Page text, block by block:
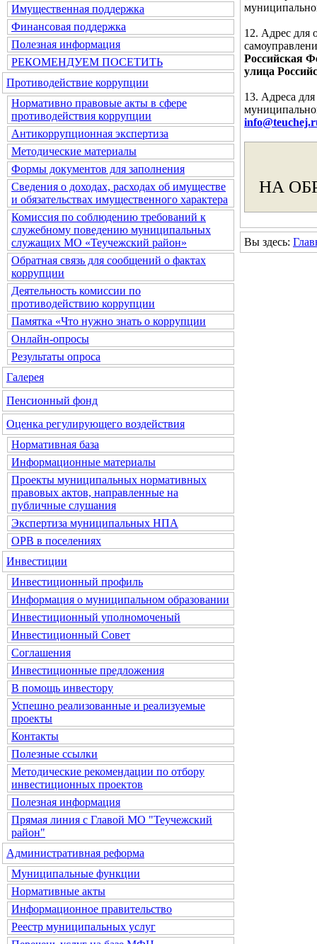
Имущественная поддержка
Финансовая поддержка
Полезная информация
РЕКОМЕНДУЕМ ПОСЕТИТЬ
Противодействие коррупции
Нормативно правовые акты в сфере
противодействия коррупции
Антикоррупционная экспертиза
Методические материалы
Формы документов для заполнения
Сведения о доходах, расходах об имуществе
и обязательствах имущественного характера
Комиссия по соблюдению требований к
служебному поведению муниципальных
служащих МО «Теучежский район»
Обратная связь для сообщений о фактах
коррупции
Деятельность комиссии по
противодействию коррупции
Памятка «Что нужно знать о коррупции
Онлайн-опросы
Результаты опроса
Галерея
Пенсионный фонд
Оценка регулирующего воздействия
Нормативная база
Информационные материалы
Проекты муниципальных нормативных
правовых актов, направленные на
публичные слушания
Экспертиза муниципальных НПА
ОРВ в поселениях
Инвестиции
Инвестиционный профиль
Информация о муниципальном образовании
Инвестиционный уполномоченый
Инвестиционный Совет
Соглашения
Инвестиционные предложения
В помощь инвестору
Успешно реализованные и реализуемые
проекты
Контакты
Полезные ссылки
Методические рекомендации по отбору
инвестиционных проектов
Полезная информация
Прямая линия с Главой МО "Теучежский
район"
Административная реформа
Муниципальные функции
Нормативные акты
Информационное правительство
Реестр муниципальных услуг
12. Адрес для
Российская
улица
13. Адреса
НА
Вы здесь: